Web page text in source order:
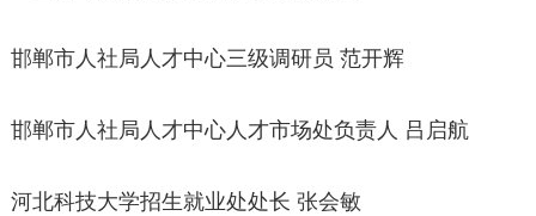
邯郸市人社局人才中心三级调研员 范开辉
邯郸市人社局人才中心人才市场处负责人 吕启航
河北科技大学招生就业处处长 张会敏